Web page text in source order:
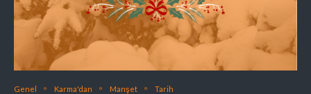
Genel Karma'dan Manşet Tarih